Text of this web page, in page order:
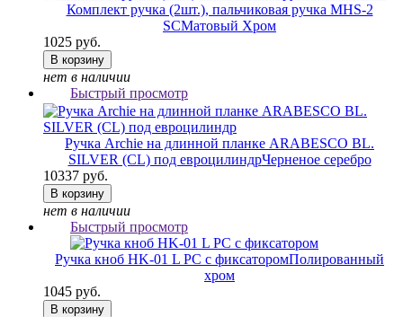
Комплект ручка (2шт.), пальчиковая ручка MHS-2
SCМатовый Хром
1025 руб.
В корзину
нет в наличии
Быстрый просмотр
Ручка Archie на длинной планке ARABESCO BL.
SILVER (CL) под евроцилиндрЧерненое серебро
10337 руб.
В корзину
нет в наличии
Быстрый просмотр
Ручка кноб HK-01 L PC с фиксаторомПолированный
хром
1045 руб.
В корзину